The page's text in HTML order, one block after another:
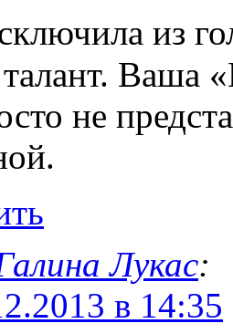
из
Ваша
не
Лукас:
в 14:35